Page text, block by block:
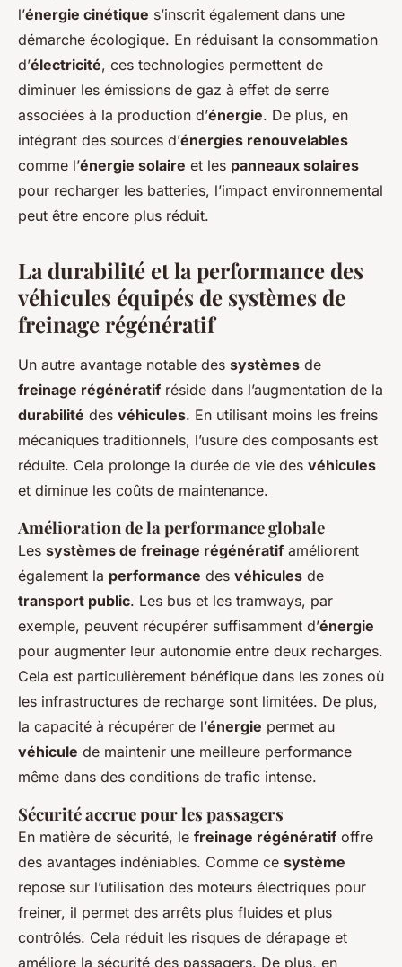
l’énergie cinétique s’inscrit également dans une
démarche écologique. En réduisant la consommation
d’électricité, ces technologies permettent de
diminuer les émissions de gaz à effet de serre
associées à la production d’énergie. De plus, en
intégrant des sources d’énergies renouvelables
comme l’énergie solaire et les panneaux solaires
pour recharger les batteries, l’impact environnemental
peut être encore plus réduit.
La durabilité et la performance des
véhicules équipés de systèmes de
freinage régénératif
Un autre avantage notable des systèmes de
freinage régénératif réside dans l’augmentation de la
durabilité des véhicules. En utilisant moins les freins
mécaniques traditionnels, l’usure des composants est
réduite. Cela prolonge la durée de vie des véhicules
et diminue les coûts de maintenance.
Amélioration de la performance globale
Les systèmes de freinage régénératif améliorent
également la performance des véhicules de
transport public. Les bus et les tramways, par
exemple, peuvent récupérer suffisamment d’énergie
pour augmenter leur autonomie entre deux recharges.
Cela est particulièrement bénéfique dans les zones où
les infrastructures de recharge sont limitées. De plus,
la capacité à récupérer de l’énergie permet au
véhicule de maintenir une meilleure performance
même dans des conditions de trafic intense.
Sécurité accrue pour les passagers
En matière de sécurité, le freinage régénératif offre
des avantages indéniables. Comme ce système
repose sur l’utilisation des moteurs électriques pour
freiner, il permet des arrêts plus fluides et plus
contrôlés. Cela réduit les risques de dérapage et
améliore la sécurité des passagers. De plus, en